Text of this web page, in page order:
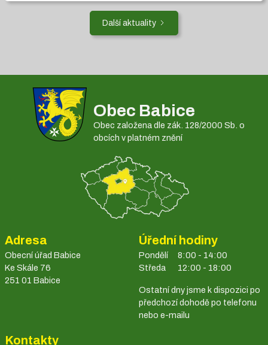
Další aktuality
Obec Babice
Obec založena dle zák. 128/2000 Sb. o
obcích v platném znění
Adresa
Obecní úřad Babice
Ke Skále 76
251 01 Babice
Úřední hodiny
Pondělí
Středa
8:00 - 14:00
12:00 - 18:00
Ostatní dny jsme k dispozici po
předchozí dohodě po telefonu
nebo e-mailu
Kontakty